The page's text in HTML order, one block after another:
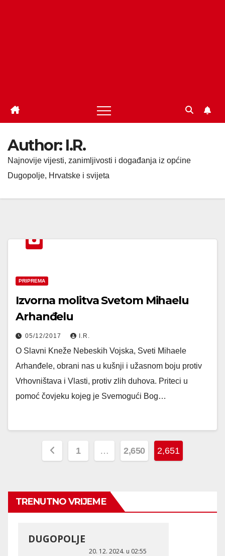
Author: I.R.
Najnovije vijesti, zanimljivosti i događanja iz općine
Dugopolje, Hrvatske i svijeta
PRIPREMA
Izvorna molitva Svetom Mihaelu
Arhanđelu
05/12/2017 I.R.
O Slavni Kneže Nebeskih Vojska, Sveti Mihaele
Arhanđele, obrani nas u kušnji i užasnom boju protiv
Vrhovništava i Vlasti, protiv zlih duhova. Priteci u
pomoć čovjeku kojeg je Svemogući Bog…
Posts
1 … 2,650 2,651
TRENUTNO VRIJEME